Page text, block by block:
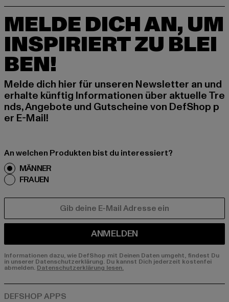
MELDE DICH AN, UM
INSPIRIERT ZU BLEI
BEN!
Melde dich hier für unseren Newsletter an und
erhalte künftig Informationen über aktuelle Tre
nds, Angebote und Gutscheine von DefShop p
er E-Mail!
An welchen Produkten bist du interessiert?
MÄNNER
FRAUEN
ANMELDEN
Informationen dazu, wie DefShop mit Deinen Daten umgeht, findest Du
in unserer Datenschutzerklärung. Du kannst Dich jederzeit kostenfei
abmelden. Datenschutzerklärung lesen.